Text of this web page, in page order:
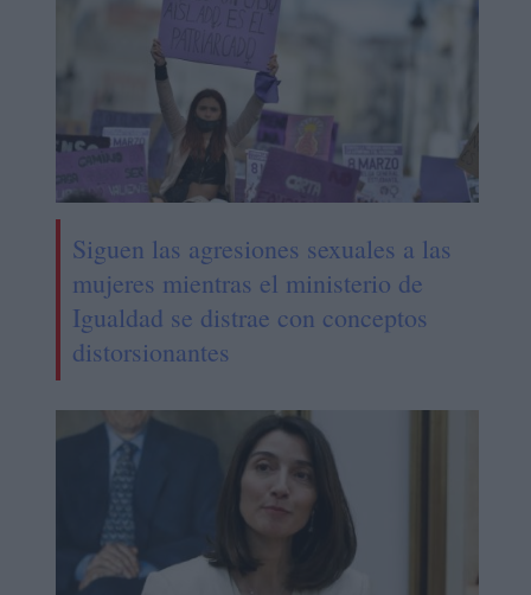
Siguen las agresiones sexuales a las
mujeres mientras el ministerio de
Igualdad se distrae con conceptos
distorsionantes